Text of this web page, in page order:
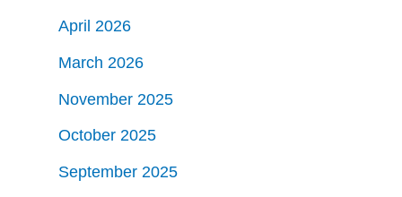
April 2026
March 2026
November 2025
October 2025
September 2025